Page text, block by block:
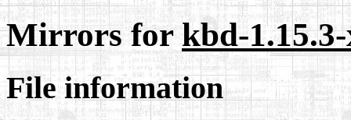
Mirrors forkbd-
File information